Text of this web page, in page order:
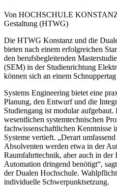
Von HOCHSCHULE
Gestaltung (HTWG)
Die HTWG Konstanz und die
bieten nach einem erfolgreichen
den berufsbegleitenden
(SEM) in der Studienrichtung
können sich an einem
Systems Engineering bietet eine
Planung, den Entwurf und die
Studiengang ist modular
wesentlichen systemtechnischen
fachwissenschaftlichen Kenntnisse
Systeme vertieft. „Derart
Absolventen werden etwa in der
Raumfahrttechnik, aber auch in der
Automation dringend benötigt“,
der Dualen Hochschule.
individuelle Schwerpunktsetzung.